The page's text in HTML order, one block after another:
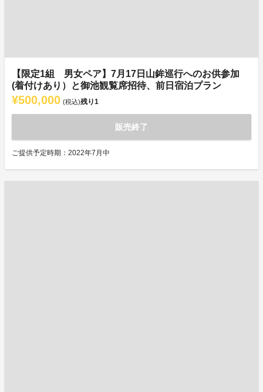
【限定1組 男女ペア】7月17日山鉾巡行へのお供参加
(着付けあり）と御池観覧席招待、前日宿泊プラン
¥500,000 (税込)残り1
販売終了
ご提供予定時期：2022年7月中